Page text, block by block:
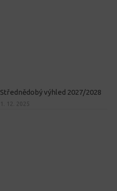
Střednědobý výhled 2027/2028
1. 12. 2025